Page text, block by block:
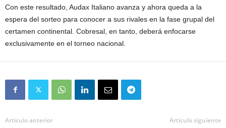
Con este resultado, Audax Italiano avanza y ahora queda a la
espera del sorteo para conocer a sus rivales en la fase grupal del
certamen continental. Cobresal, en tanto, deberá enfocarse
exclusivamente en el torneo nacional.
Artículo anterior Artículo siguiente